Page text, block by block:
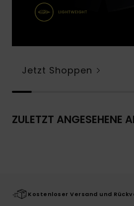
Jetzt Shoppen
ZULETZT ANGESEHENE
Kostenloser Versand und